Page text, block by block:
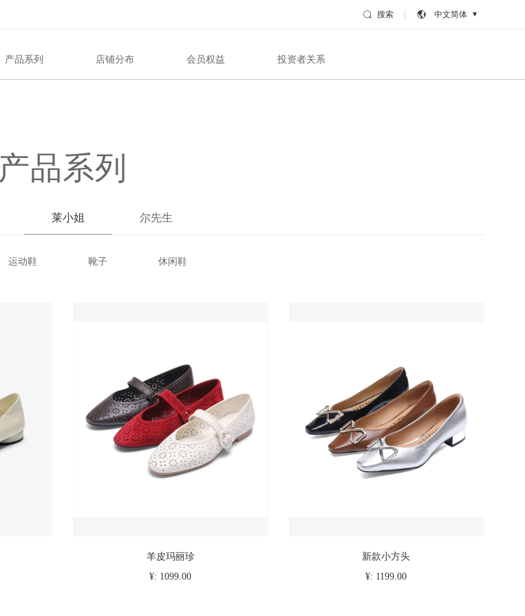
搜索 中文简体 ▼
产品系列 店铺分布 会员权益 投资者关系
产品系列
莱小姐 尔先生
运动鞋 靴子 休闲鞋
羊皮玛丽珍
¥: 1099.00
新款小方头
¥: 1199.00